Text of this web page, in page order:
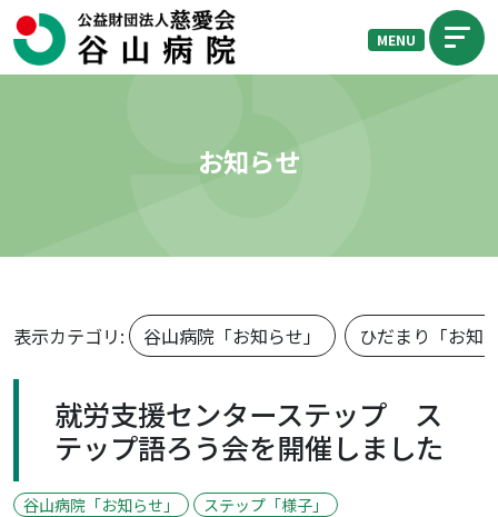
MENU
お知らせ
表示カテゴリ: 谷山病院「お知らせ」 ひだまり「お知
就労支援センターステップ ス
テップ語ろう会を開催しました
谷山病院「お知らせ」 ステップ「様子」